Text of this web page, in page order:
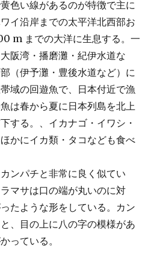
色い線があるのが特徴で主に
イ沿岸までの太平洋北西部お
m までの大洋に生息する。一
阪湾・播磨灘・紀伊水道な
（伊予灘・豊後水道など）に
域の回遊魚で、日本付近で漁
は春から夏に日本列島を北上
する。、イカナゴ・イワシ・
かにイカ類・タコなども食べ
ンパチと非常に良く似てい
マサは口の端が丸いのに対
たような形をしている。カン
、目の上に八の字の模様があ
っている。